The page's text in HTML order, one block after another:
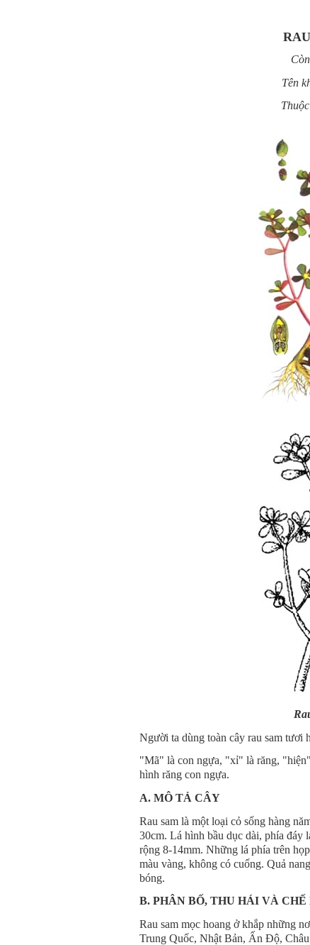
Tên
Người ta dùng toàn cây rau sam tươi
"Mã" là con ngựa, "xỉ" là răng,
hình răng con ngựa.
A. MÔ TẢ CÂY
Rau sam là một loại cỏ sống hàng
30cm. Lá hình bầu dục dài, phía đáy
rộng 8-14mm. Những lá phía trên
màu vàng, không có cuống. Quả
bóng.
B. PHÂN BỐ, THU HÁI VÀ CHẾ
Rau sam mọc hoang ở khắp những
Trung Quốc, Nhật Bản, Ấn Độ,